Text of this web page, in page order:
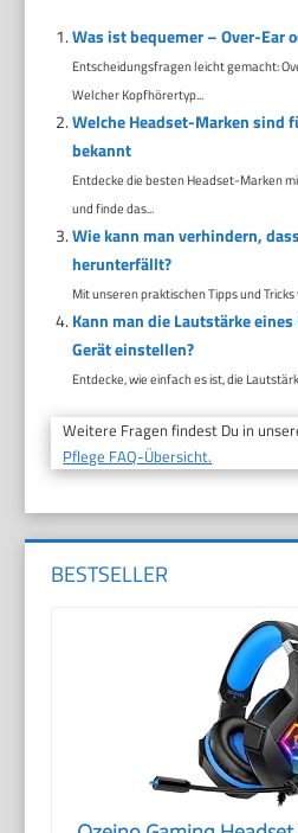
Was ist bequemer – Over-Ear
Entscheidungsfragen leicht gemacht:
Welcher Kopfhörertyp...
Welche Headset-Marken sind
bekannt
Entdecke die besten Headset-Marken
und finde das...
Wie kann man verhindern,
herunterfällt?
Mit unseren praktischen Tipps und
Kann man die Lautstärke
Gerät einstellen?
Entdecke, wie einfach es ist, die
Weitere Fragen findest Du in
Pflege FAQ-Übersicht.
BESTSELLER